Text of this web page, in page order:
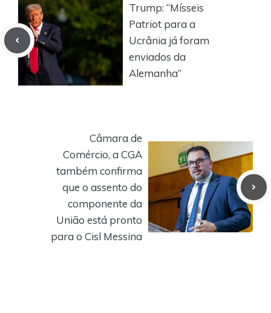
Trump: “Mísseis
Patriot para a
Ucrânia já foram
enviados da
Alemanha”
Câmara de
Comércio, a CGA
também confirma
que o assento do
componente da
União está pronto
para o Cisl Messina